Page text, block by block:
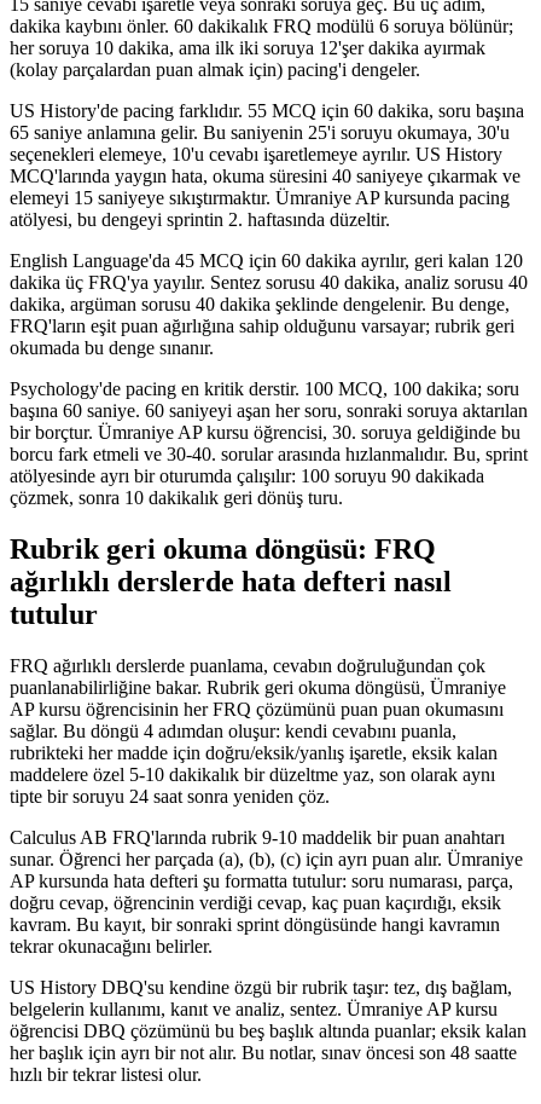
15 saniye cevabı işaretle veya sonraki soruya geç. Bu üç adım,
dakika kaybını önler. 60 dakikalık FRQ modülü 6 soruya bölünür;
her soruya 10 dakika, ama ilk iki soruya 12'şer dakika ayırmak
(kolay parçalardan puan almak için) pacing'i dengeler.
US History'de pacing farklıdır. 55 MCQ için 60 dakika, soru başına
65 saniye anlamına gelir. Bu saniyenin 25'i soruyu okumaya, 30'u
seçenekleri elemeye, 10'u cevabı işaretlemeye ayrılır. US History
MCQ'larında yaygın hata, okuma süresini 40 saniyeye çıkarmak ve
elemeyi 15 saniyeye sıkıştırmaktır. Ümraniye AP kursunda pacing
atölyesi, bu dengeyi sprintin 2. haftasında düzeltir.
English Language'da 45 MCQ için 60 dakika ayrılır, geri kalan 120
dakika üç FRQ'ya yayılır. Sentez sorusu 40 dakika, analiz sorusu 40
dakika, argüman sorusu 40 dakika şeklinde dengelenir. Bu denge,
FRQ'ların eşit puan ağırlığına sahip olduğunu varsayar; rubrik geri
okumada bu denge sınanır.
Psychology'de pacing en kritik derstir. 100 MCQ, 100 dakika; soru
başına 60 saniye. 60 saniyeyi aşan her soru, sonraki soruya aktarılan
bir borçtur. Ümraniye AP kursu öğrencisi, 30. soruya geldiğinde bu
borcu fark etmeli ve 30-40. sorular arasında hızlanmalıdır. Bu, sprint
atölyesinde ayrı bir oturumda çalışılır: 100 soruyu 90 dakikada
çözmek, sonra 10 dakikalık geri dönüş turu.
Rubrik geri okuma döngüsü: FRQ
ağırlıklı derslerde hata defteri nasıl
tutulur
FRQ ağırlıklı derslerde puanlama, cevabın doğruluğundan çok
puanlanabilirliğine bakar. Rubrik geri okuma döngüsü, Ümraniye
AP kursu öğrencisinin her FRQ çözümünü puan puan okumasını
sağlar. Bu döngü 4 adımdan oluşur: kendi cevabını puanla,
rubrikteki her madde için doğru/eksik/yanlış işaretle, eksik kalan
maddelere özel 5-10 dakikalık bir düzeltme yaz, son olarak aynı
tipte bir soruyu 24 saat sonra yeniden çöz.
Calculus AB FRQ'larında rubrik 9-10 maddelik bir puan anahtarı
sunar. Öğrenci her parçada (a), (b), (c) için ayrı puan alır. Ümraniye
AP kursunda hata defteri şu formatta tutulur: soru numarası, parça,
doğru cevap, öğrencinin verdiği cevap, kaç puan kaçırdığı, eksik
kavram. Bu kayıt, bir sonraki sprint döngüsünde hangi kavramın
tekrar okunacağını belirler.
US History DBQ'su kendine özgü bir rubrik taşır: tez, dış bağlam,
belgelerin kullanımı, kanıt ve analiz, sentez. Ümraniye AP kursu
öğrencisi DBQ çözümünü bu beş başlık altında puanlar; eksik kalan
her başlık için ayrı bir not alır. Bu notlar, sınav öncesi son 48 saatte
hızlı bir tekrar listesi olur.